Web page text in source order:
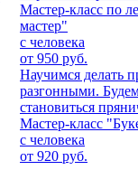
Мастер-класс по
мастер"
с человека
от 950 руб.
Научимся делать
разгонными.
становиться
Мастер-класс
с человека
от 920 руб.